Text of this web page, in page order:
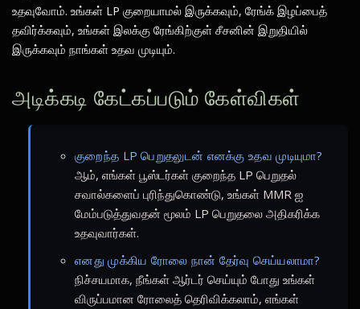
உதவுவோம். உங்கள் LP குறையாமல் இருக்கவும், ரேங்க் இழப்பைத்
தவிர்க்கவும், உங்கள் இலக்கு ரேங்கிற்குள் சீசனின் இறுதியில்
இருக்கவும் நாங்கள் உதவ முடியும்.
அடிக்கடி கேட்கப்படும் கேள்விகள்
குறைந்த LP பெறுதலுடன் எனக்கு உதவ முடியுமா?
ஆம், எங்கள் பூஸ்டர்கள் குறைந்த LP பெறுதல்
சவால்களைப் புரிந்துகொண்டு, உங்கள் MMR ஐ
மேம்படுத்துவதன் மூலம் LP பெறுதலை அதிகரிக்க
உதவுவார்கள்.
எனது முக்கிய ரோலை நான் தேர்வு செய்யலாமா?
நிச்சயமாக, நீங்கள் ஆர்டர் செய்யும் போது உங்கள்
விருப்பமான ரோலைத் தெரிவிக்கலாம், எங்கள்